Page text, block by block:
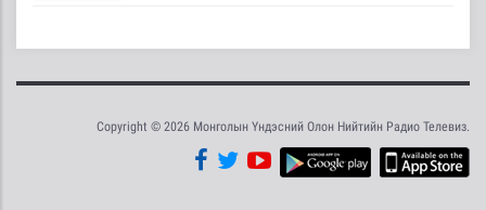
Ц.Идэрбат: Мал эмнэлгийн салбарын
өрсөлдөх чадва..
4 цаг 17 минутын өмнө
Copyright © 2026 Монголын Үндэсний Олон Нийтийн Радио Телевиз.